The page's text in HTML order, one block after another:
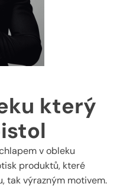
který
v obleku
produktů, které
tak výrazným motivem.